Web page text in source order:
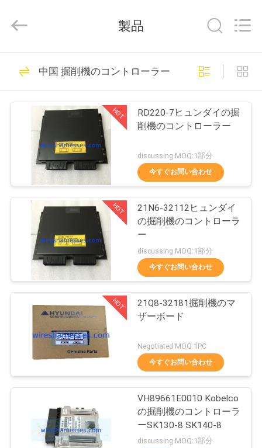
プ
ト
に
2026
Beijing
Enterprise
All
Reserved.
EXCAVATOR ワイヤ
ーハーネス
18
エンジンの配線用
ハーネス
25
掘削機のコントロ
ーラー
製品
中国 掘削機のコントローラー
HOT
RD220-7ヒュンダイの掘
削機のコントローラー
discussing MOQ:1部分
今すぐお問い合わせ
HOT
21N6-32112ヒュンダイ
の掘削機のコントローラ
ー
discussing MOQ:1部分
今すぐお問い合わせ
HOT
21Q8-32181掘削機のマ
ザーボード
Negotiated MOQ:1PC
今すぐお問い合わせ
VH89661E0010 Kobelco
の掘削機のコントローラ
ーSK130-8 SK140-8
discussing MOQ:1部分